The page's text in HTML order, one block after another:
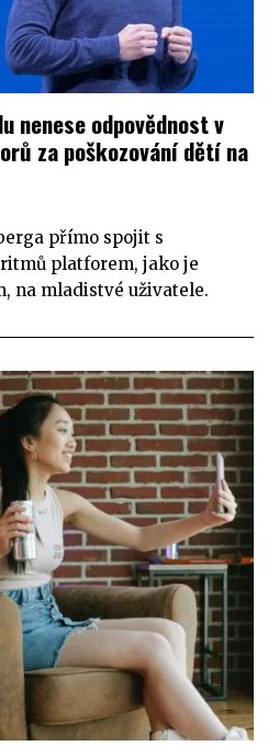
nenese odpovědnost v
za poškozování dětí na
přímo spojit s
platforem, jako je
na mladistvé uživatele.